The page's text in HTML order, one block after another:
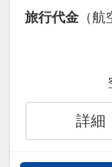
泊・飛
フライ
JALグ
オプ
通・体
約）
旅行代金 （
詳細